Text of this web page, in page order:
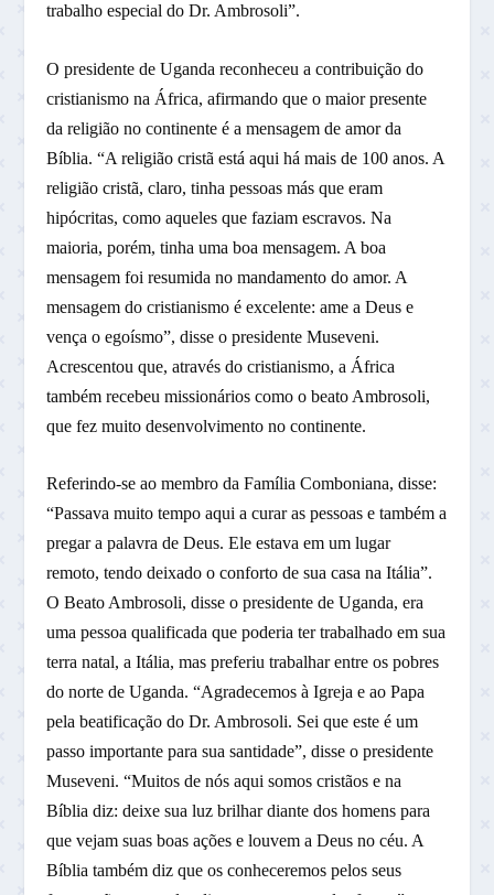
trabalho especial do Dr. Ambrosoli”.
O presidente de Uganda reconheceu a contribuição do
cristianismo na África, afirmando que o maior presente
da religião no continente é a mensagem de amor da
Bíblia. “A religião cristã está aqui há mais de 100 anos. A
religião cristã, claro, tinha pessoas más que eram
hipócritas, como aqueles que faziam escravos. Na
maioria, porém, tinha uma boa mensagem. A boa
mensagem foi resumida no mandamento do amor. A
mensagem do cristianismo é excelente: ame a Deus e
vença o egoísmo”, disse o presidente Museveni.
Acrescentou que, através do cristianismo, a África
também recebeu missionários como o beato Ambrosoli,
que fez muito desenvolvimento no continente.
Referindo-se ao membro da Família Comboniana, disse:
“Passava muito tempo aqui a curar as pessoas e também a
pregar a palavra de Deus. Ele estava em um lugar
remoto, tendo deixado o conforto de sua casa na Itália”.
O Beato Ambrosoli, disse o presidente de Uganda, era
uma pessoa qualificada que poderia ter trabalhado em sua
terra natal, a Itália, mas preferiu trabalhar entre os pobres
do norte de Uganda. “Agradecemos à Igreja e ao Papa
pela beatificação do Dr. Ambrosoli. Sei que este é um
passo importante para sua santidade”, disse o presidente
Museveni. “Muitos de nós aqui somos cristãos e na
Bíblia diz: deixe sua luz brilhar diante dos homens para
que vejam suas boas ações e louvem a Deus no céu. A
Bíblia também diz que os conheceremos pelos seus